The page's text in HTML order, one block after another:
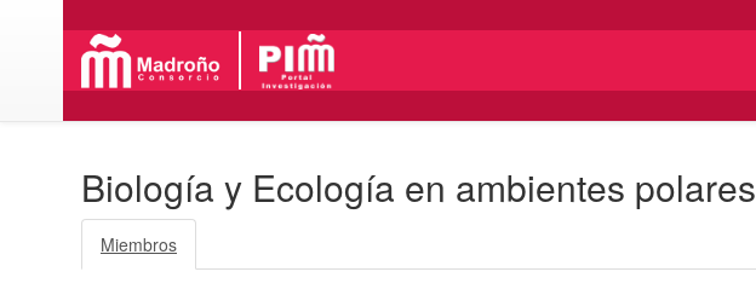
Biología y Ecología en ambientes polares
Miembros